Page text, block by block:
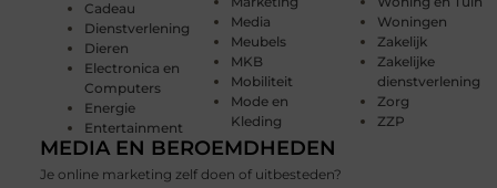
Cadeau
Dienstverlening
Dieren
Electronica en
Computers
Energie
Entertainment
Media
Meubels
MKB
Mobiliteit
Mode en
Kleding
Woningen
Zakelijk
Zakelijke
dienstverlening
Zorg
ZZP
MEDIA EN BEROEMDHEDEN
Je online marketing zelf doen of uitbesteden?